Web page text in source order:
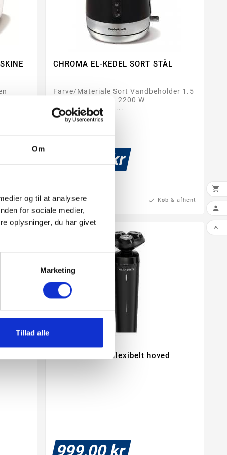
Om
og til at analysere
for sociale medier,
oplysninger, du har givet
Marketing
Tillad alle
& afhent
CHROMA EL-KEDEL SORT STÅL
Farve/Materiale Sort Vandbeholder 1.5
liter Effekt 1850 - 2200 W
Ledningsoprul Ja...
499,00 kr
check 28-60 Ullut check Køb & afhent
AlBa Shaver m/flexibelt hoved
999,00 kr


